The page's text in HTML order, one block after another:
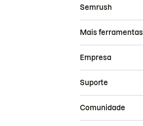
Semrush
Mais ferramentas
Empresa
Suporte
Comunidade